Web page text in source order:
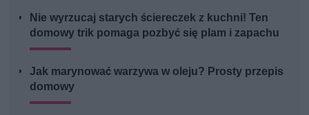
Nie wyrzucaj starych ściereczek z kuchni! Ten
domowy trik pomaga pozbyć się plam i zapachu
Jak marynować warzywa w oleju? Prosty przepis
domowy